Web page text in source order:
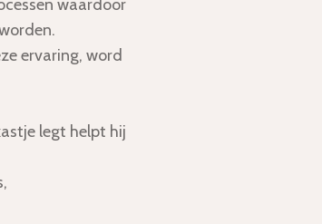
waardoor
ervaring, word
legt helpt hij